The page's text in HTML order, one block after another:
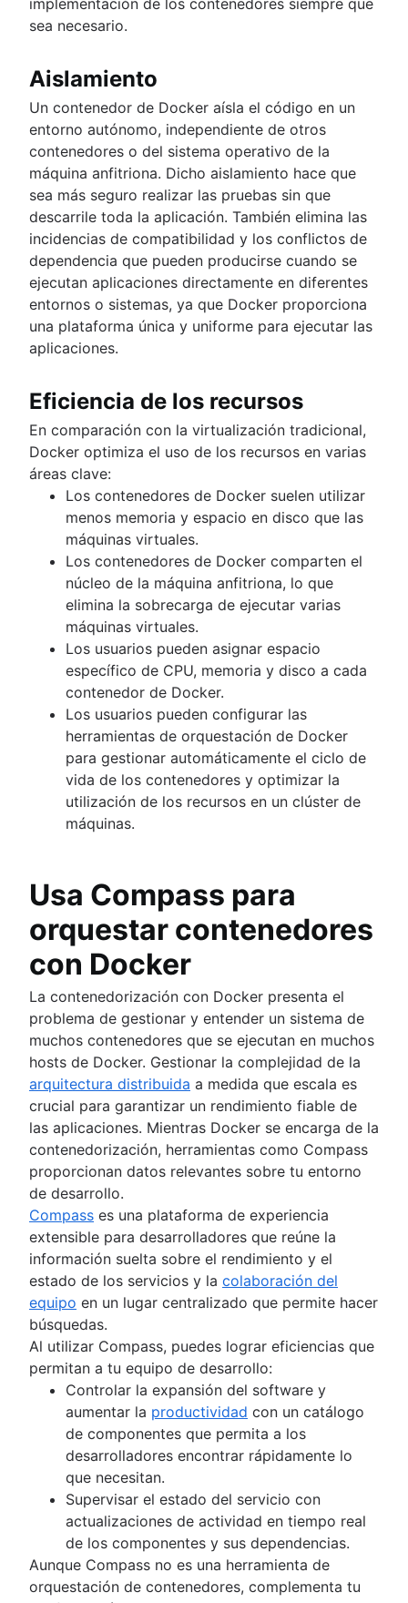
sea necesario.
Aislamiento
Un contenedor de Docker aísla el código en un
entorno autónomo, independiente de otros
contenedores o del sistema operativo de la
máquina anfitriona. Dicho aislamiento hace que
sea más seguro realizar las pruebas sin que
descarrile toda la aplicación. También elimina las
incidencias de compatibilidad y los conflictos de
dependencia que pueden producirse cuando se
ejecutan aplicaciones directamente en diferentes
entornos o sistemas, ya que Docker proporciona
una plataforma única y uniforme para ejecutar las
aplicaciones.
Eficiencia de los recursos
En comparación con la virtualización tradicional,
Docker optimiza el uso de los recursos en varias
áreas clave:
Los contenedores de Docker suelen utilizar
menos memoria y espacio en disco que las
máquinas virtuales.
Los contenedores de Docker comparten el
núcleo de la máquina anfitriona, lo que
elimina la sobrecarga de ejecutar varias
máquinas virtuales.
Los usuarios pueden asignar espacio
específico de CPU, memoria y disco a cada
contenedor de Docker.
Los usuarios pueden configurar las
herramientas de orquestación de Docker
para gestionar automáticamente el ciclo de
vida de los contenedores y optimizar la
utilización de los recursos en un clúster de
máquinas.
Usa Compass para
orquestar contenedores
con Docker
La contenedorización con Docker presenta el
problema de gestionar y entender un sistema de
muchos contenedores que se ejecutan en muchos
hosts de Docker. Gestionar la complejidad de la
arquitectura distribuida a medida que escala es
crucial para garantizar un rendimiento fiable de
las aplicaciones. Mientras Docker se encarga de la
contenedorización, herramientas como Compass
proporcionan datos relevantes sobre tu entorno
de desarrollo.
Compass es una plataforma de experiencia
extensible para desarrolladores que reúne la
información suelta sobre el rendimiento y el
estado de los servicios y la colaboración del
equipo en un lugar centralizado que permite hacer
búsquedas.
Al utilizar Compass, puedes lograr eficiencias que
permitan a tu equipo de desarrollo:
Controlar la expansión del software y
aumentar la productividad con un catálogo
de componentes que permita a los
desarrolladores encontrar rápidamente lo
que necesitan.
Supervisar el estado del servicio con
actualizaciones de actividad en tiempo real
de los componentes y sus dependencias.
Aunque Compass no es una herramienta de
orquestación de contenedores, complementa tu